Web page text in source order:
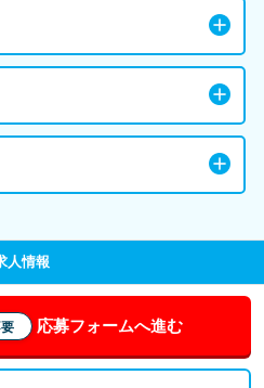
人情報
応募フォームへ進む